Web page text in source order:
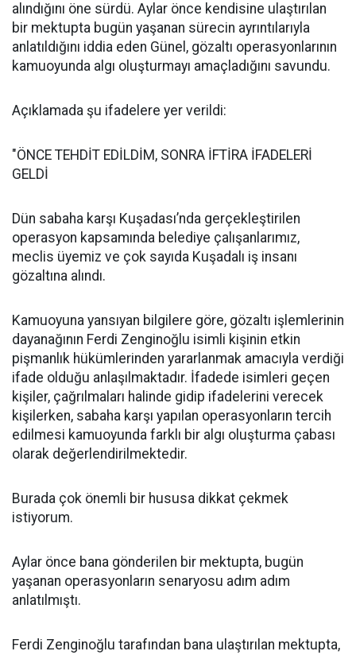
alındığını öne sürdü. Aylar önce kendisine ulaştırılan
bir mektupta bugün yaşanan sürecin ayrıntılarıyla
anlatıldığını iddia eden Günel, gözaltı operasyonlarının
kamuoyunda algı oluşturmayı amaçladığını savundu.
Açıklamada şu ifadelere yer verildi:
"ÖNCE TEHDİT EDİLDİM, SONRA İFTİRA İFADELERİ
GELDİ
Dün sabaha karşı Kuşadası’nda gerçekleştirilen
operasyon kapsamında belediye çalışanlarımız,
meclis üyemiz ve çok sayıda Kuşadalı iş insanı
gözaltına alındı.
Kamuoyuna yansıyan bilgilere göre, gözaltı işlemlerinin
dayanağının Ferdi Zenginoğlu isimli kişinin etkin
pişmanlık hükümlerinden yararlanmak amacıyla verdiği
ifade olduğu anlaşılmaktadır. İfadede isimleri geçen
kişiler, çağrılmaları halinde gidip ifadelerini verecek
kişilerken, sabaha karşı yapılan operasyonların tercih
edilmesi kamuoyunda farklı bir algı oluşturma çabası
olarak değerlendirilmektedir.
Burada çok önemli bir hususa dikkat çekmek
istiyorum.
Aylar önce bana gönderilen bir mektupta, bugün
yaşanan operasyonların senaryosu adım adım
anlatılmıştı.
Ferdi Zenginoğlu tarafından bana ulaştırılan mektupta,